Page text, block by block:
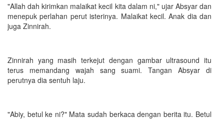
"Allah dah kirimkan malaikat kecil kita dalam ni," ujar Absyar dan
menepuk perlahan perut isterinya. Malaikat kecil. Anak dia dan
juga Zinnirah.
Zinnirah yang masih terkejut dengan gambar ultrasound itu
terus memandang wajah sang suami. Tangan Absyar di
perutnya dia sentuh laju.
"Abiy, betul ke ni?" Mata sudah berkaca dengan berita itu. Betul